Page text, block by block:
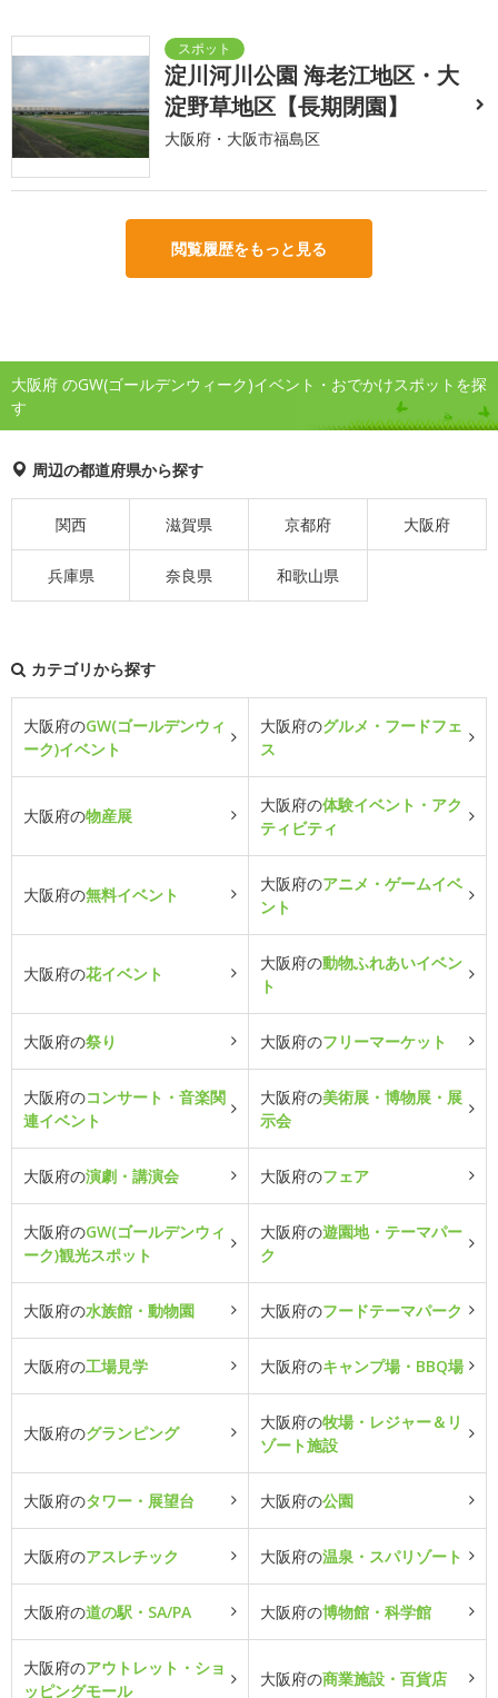
淀川河川公園 海老江地区・大
淀野草地区【長期閉園】
大阪府・大阪市福島区
閲覧履歴をもっと見る
大阪府 のGW(ゴールデンウィーク)イベント・おでかけスポットを探
す
周辺の都道府県から探す
関西 滋賀県 京都府 大阪府
兵庫県 奈良県 和歌山県
カテゴリから探す
大阪府のGW(ゴールデンウィ
ーク)イベント
大阪府のグルメ・フードフェ
ス
大阪府の物産展
大阪府の体験イベント・アク
ティビティ
大阪府の無料イベント
大阪府のアニメ・ゲームイベ
ント
大阪府の花イベント
大阪府の動物ふれあいイベン
ト
大阪府の祭り 大阪府のフリーマーケット
大阪府のコンサート・音楽関
連イベント
大阪府の美術展・博物展・展
示会
大阪府の演劇・講演会 大阪府のフェア
大阪府のGW(ゴールデンウィ
ーク)観光スポット
大阪府の遊園地・テーマパー
ク
大阪府の水族館・動物園 大阪府のフードテーマパーク
大阪府の工場見学 大阪府のキャンプ場・BBQ場
大阪府のグランピング
大阪府の牧場・レジャー＆リ
ゾート施設
大阪府のタワー・展望台 大阪府の公園
大阪府のアスレチック 大阪府の温泉・スパリゾート
大阪府の道の駅・SA/PA 大阪府の博物館・科学館
大阪府のアウトレット・ショ
ッピングモール
大阪府の商業施設・百貨店